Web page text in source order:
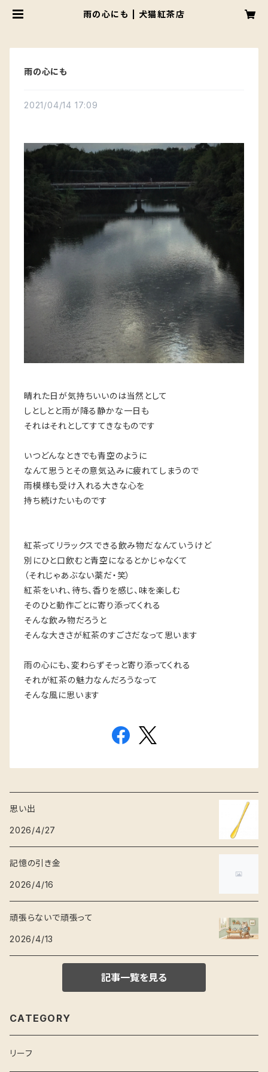
雨の心にも | 犬猫紅茶店
雨の心にも
2021/04/14 17:09
晴れた日が気持ちいいのは当然として
しとしとと雨が降る静かな一日も
それはそれとしてすてきなものです
いつどんなときでも青空のように
なんて思うとその意気込みに疲れてしまうので
雨模様も受け入れる大きな心を
持ち続けたいものです
紅茶ってリラックスできる飲み物だなんていうけど
別にひと口飲むと青空になるとかじゃなくて
（それじゃあぶない薬だ・笑）
紅茶をいれ、待ち、香りを感じ、味を楽しむ
そのひと動作ごとに寄り添ってくれる
そんな飲み物だろうと
そんな大きさが紅茶のすごさだなって思います
雨の心にも、変わらずそっと寄り添ってくれる
それが紅茶の魅力なんだろうなって
そんな風に思います
思い出
2026/4/27
記憶の引き金
2026/4/16
頑張らないで頑張って
2026/4/13
記事一覧を見る
CATEGORY
リーフ